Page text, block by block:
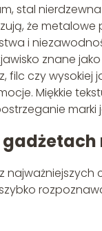
stal
że
i
znane jako
filc czy wysokiej
Miękkie
marki